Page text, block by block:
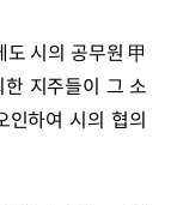
시의 공무원 甲
지주들이 그 소
하여 시의 협의